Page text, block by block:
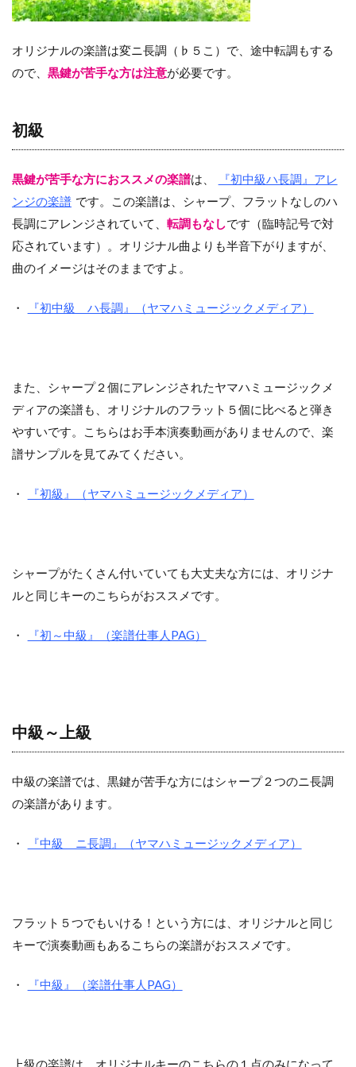
オリジナルの楽譜は変ニ長調（♭５こ）で、途中転調もする
ので、 黒鍵が苦手な方は注意が必要です。
初級
黒鍵が苦手な方におススメの楽譜は、
『初中級ハ長調』アレ
ンジの楽譜 です。この楽譜は、シャープ、フラットなしのハ
長調にアレンジされていて、 転調もなしです（臨時記号で対
応されています）。オリジナル曲よりも半音下がりますが、
曲のイメージはそのままですよ。
・ 『初中級 ハ長調』（ヤマハミュージックメディア）
また、シャープ２個にアレンジされたヤマハミュージックメ
ディアの楽譜も、オリジナルのフラット５個に比べると弾き
やすいです。こちらはお手本演奏動画がありませんので、楽
譜サンプルを見てみてください。
・ 『初級』（ヤマハミュージックメディア）
シャープがたくさん付いていても大丈夫な方には、オリジナ
ルと同じキーのこちらがおススメです。
・ 『初～中級』（楽譜仕事人PAG）
中級～上級
中級の楽譜では、黒鍵が苦手な方にはシャープ２つのニ長調
の楽譜があります。
・ 『中級 ニ長調』（ヤマハミュージックメディア）
フラット５つでもいける！という方には、オリジナルと同じ
キーで演奏動画もあるこちらの楽譜がおススメです。
・ 『中級』（楽譜仕事人PAG）
上級の楽譜は、オリジナルキーのこちらの１点のみになって